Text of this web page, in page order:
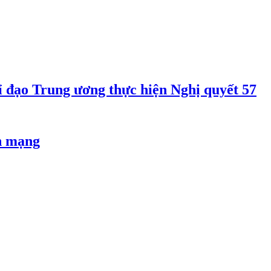
Trung ương thực hiện Nghị quyết 57
mạng